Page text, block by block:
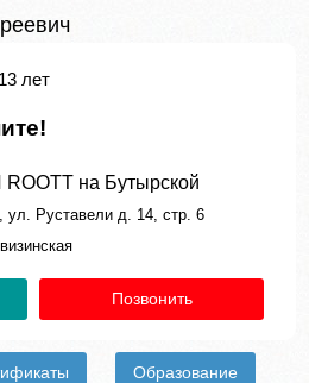
лет
на Бутырской
ул. Руставели д. 14, стр. 6
Позвонить
Образование